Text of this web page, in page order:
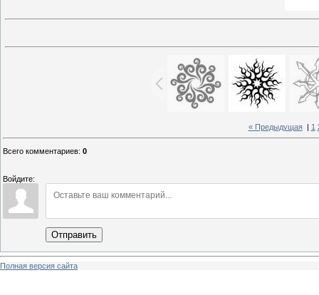
« Предыдущая| 1
Всего комментариев: 0
Войдите:
Отправить
Полная версия сайта